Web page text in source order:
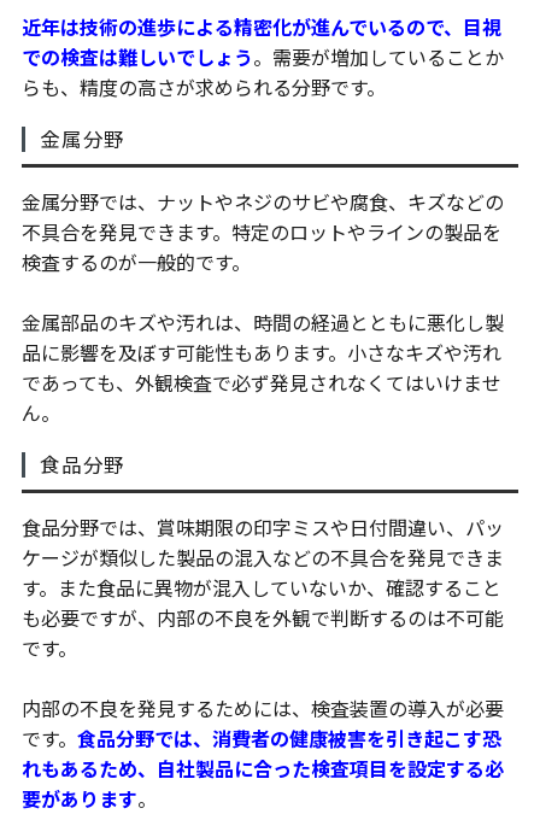
近年は技術の進歩による精密化が進んでいるので、目視
での検査は難しいでしょう。需要が増加していることか
らも、精度の高さが求められる分野です。
金属分野
金属分野では、ナットやネジのサビや腐食、キズなどの
不具合を発見できます。特定のロットやラインの製品を
検査するのが一般的です。
金属部品のキズや汚れは、時間の経過とともに悪化し製
品に影響を及ぼす可能性もあります。小さなキズや汚れ
であっても、外観検査で必ず発見されなくてはいけませ
ん。
食品分野
食品分野では、賞味期限の印字ミスや日付間違い、パッ
ケージが類似した製品の混入などの不具合を発見できま
す。また食品に異物が混入していないか、確認すること
も必要ですが、内部の不良を外観で判断するのは不可能
です。
内部の不良を発見するためには、検査装置の導入が必要
です。 食品分野では、消費者の健康被害を引き起こす恐
れもあるため、自社製品に合った検査項目を設定する必
要があります。